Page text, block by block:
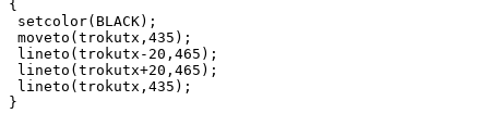
{
setcolor(BLACK);
moveto(trokutx,435);
lineto(trokutx-20,465);
lineto(trokutx+20,465);
lineto(trokutx,435);
}